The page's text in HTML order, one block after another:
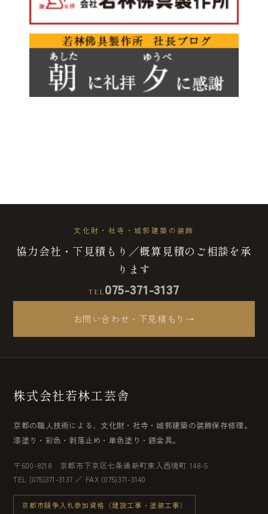
文化財・社寺・城郭建築の装飾
協力会社・下見積もり／概算見積のご相談を承
ります
TEL 075-371-3137
お問い合わせ・下見積もり →
株式会社若林工芸舎
京都の職人技術による、文化財・社寺・城郭建築の装飾保存修理。
漆塗り・彩色・剥落止め・単色塗り・錺金具。
〒600-8218 京都市下京区七条通新町東入西境町 148-5
TEL (075)371-3137 ／ FAX (075)371-3140
京都市競争入札参加資格（建設工事・塗装工事）